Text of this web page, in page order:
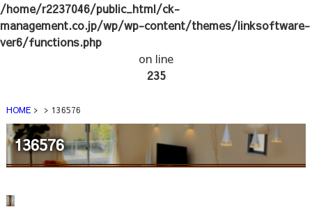
/home/r2237046/public_html/ck-
management.co.jp/wp/wp-content/themes/linksoftware-
ver6/functions.php
on line
235
HOME 136576
136576